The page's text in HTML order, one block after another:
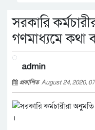
সরকারি
গণমাধ্যমে কথা
admin
প্রকাশিতAugust 24, 2020,